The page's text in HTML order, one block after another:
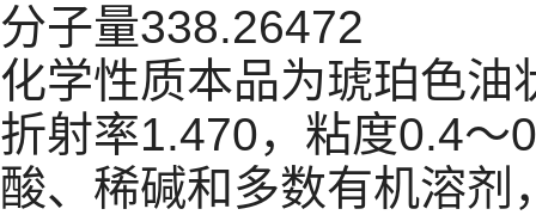
分子量338.26472
化学性质本品为琥珀色
折射率1.470，粘度0.4
酸、稀碱和多数有机溶